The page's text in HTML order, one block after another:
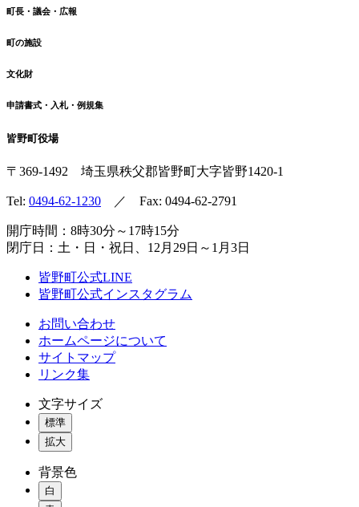
町長・議会・広報
町の施設
文化財
申請書式・入札・例規集
皆野町役場
〒369-1492 埼玉県秩父郡皆野町大字皆野1420-1
Tel: 0494-62-1230 ／ Fax: 0494-62-2791
開庁時間：8時30分～17時15分
閉庁日：土・日・祝日、12月29日～1月3日
皆野町公式LINE
皆野町公式インスタグラム
お問い合わせ
ホームページについて
サイトマップ
リンク集
文字サイズ
標準
拡大
背景色
白